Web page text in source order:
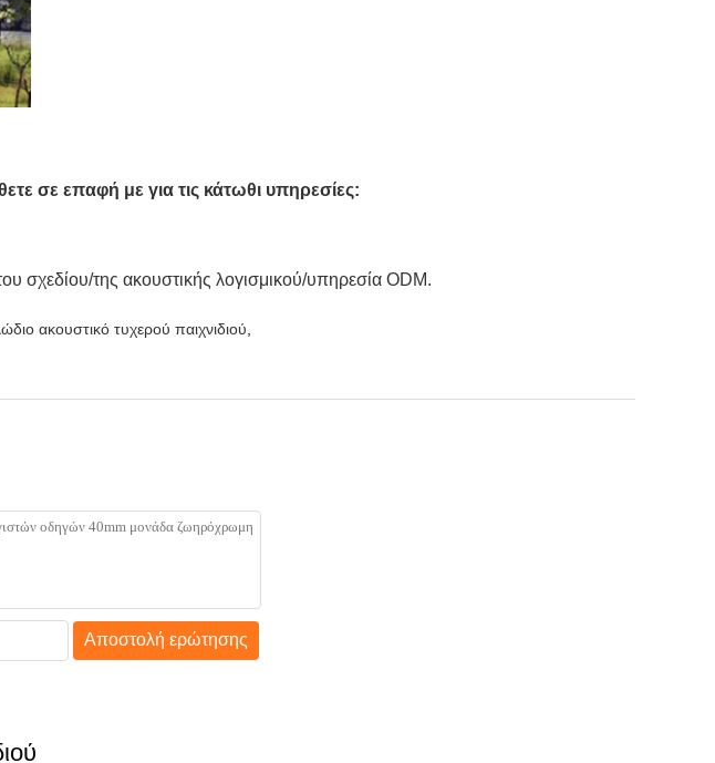
σε επαφή με για τις κάτωθι υπηρεσίες:
σχεδίου/της ακουστικής λογισμικού/υπηρεσία ODM.
ακουστικό τυχερού παιχνιδιού
Αποστολή ερώτησης